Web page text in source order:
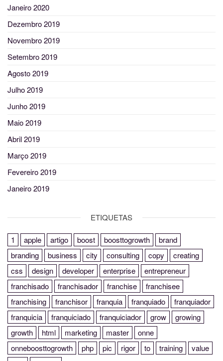
Janeiro 2020
Dezembro 2019
Novembro 2019
Setembro 2019
Agosto 2019
Julho 2019
Junho 2019
Maio 2019
Abril 2019
Março 2019
Fevereiro 2019
Janeiro 2019
ETIQUETAS
1 apple artigo boost boosttogrowth
brand
branding
business city consulting copy
creating
css
design developer enterprise
entrepreneur
franchisado
franchisador franchise
franchisee
franchising
franchisor franquia franquiado
franquiador
franquicia
franquiciado franquiciador grow
growing
growth
html marketing master
onne
onneboosttogrowth
php pic rigor to training
value